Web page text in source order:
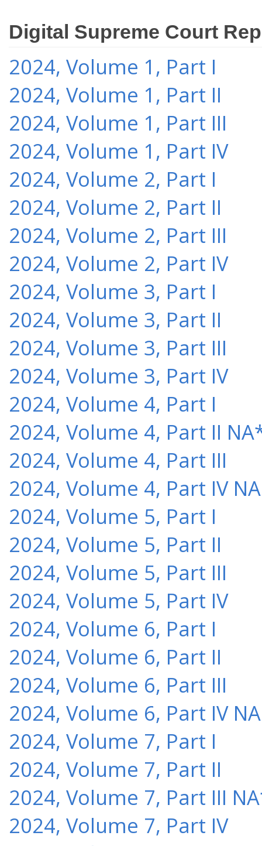
Digital Supreme Court
2024, Volume 1, Part I
2024, Volume 1, Part II
2024, Volume 1, Part III
2024, Volume 1, Part IV
2024, Volume 2, Part I
2024, Volume 2, Part II
2024, Volume 2, Part III
2024, Volume 2, Part IV
2024, Volume 3, Part I
2024, Volume 3, Part II
2024, Volume 3, Part III
2024, Volume 3, Part IV
2024, Volume 4, Part I
2024, Volume 4, Part II
2024, Volume 4, Part III
2024, Volume 4, Part IV NA
2024, Volume 5, Part I
2024, Volume 5, Part II
2024, Volume 5, Part III
2024, Volume 5, Part IV
2024, Volume 6, Part I
2024, Volume 6, Part II
2024, Volume 6, Part III
2024, Volume 6, Part IV NA
2024, Volume 7, Part I
2024, Volume 7, Part II
2024, Volume 7, Part III
2024, Volume 7, Part IV